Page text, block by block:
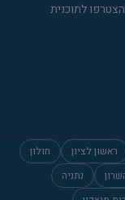
לתוכנית
ראשון לציון
חולון
נתניה